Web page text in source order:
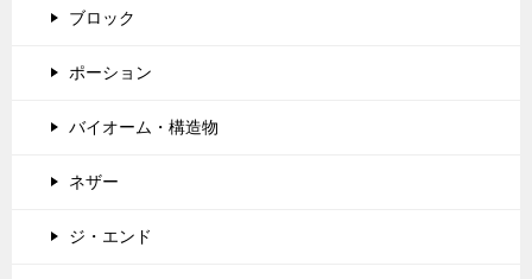
ブロック
ポーション
バイオーム・構造物
ネザー
ジ・エンド